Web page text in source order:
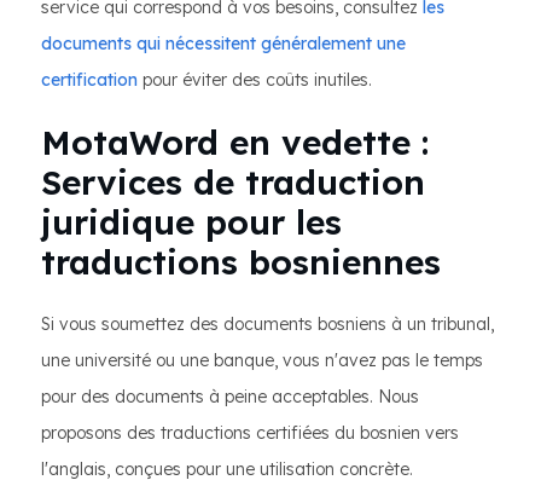
service qui correspond à vos besoins, consultez les
documents qui nécessitent généralement une
certification pour éviter des coûts inutiles.
MotaWord en vedette :
Services de traduction
juridique pour les
traductions bosniennes
Si vous soumettez des documents bosniens à un tribunal,
une université ou une banque, vous n'avez pas le temps
pour des documents à peine acceptables. Nous
proposons des traductions certifiées du bosnien vers
l'anglais, conçues pour une utilisation concrète.